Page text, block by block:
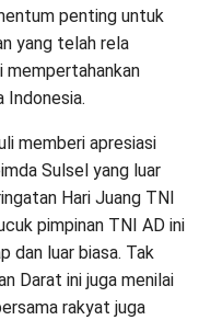
penting untuk
yang telah rela
mempertahankan
Indonesia.
memberi apresiasi
Sulsel yang luar
Hari Juang TNI
pimpinan TNI AD ini
dan luar biasa. Tak
Darat ini juga menilai
rakyat juga